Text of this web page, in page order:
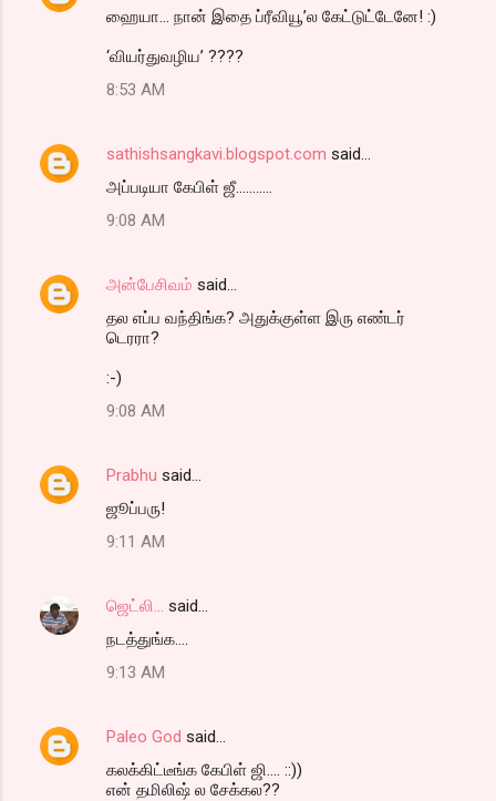
ஹையா... நான் இதை ப்ரீவியூ’ல கேட்டுட்டேனே! :)
‘வியர்துவழிய’ ????
8:53 AM
sathishsangkavi.blogspot.com said…
அப்படியா கேபிள் ஜீ...........
9:08 AM
அன்பேசிவம் said…
தல எப்ப வந்திங்க? அதுக்குள்ள இரு எண்டர்
டெரரா?
:-)
9:08 AM
Prabhu said…
ஜூப்பரு!
9:11 AM
ஜெட்லி...
said…
நடத்துங்க....
9:13 AM
Paleo God said…
கலக்கிட்டீங்க கேபிள் ஜி.... ::))
என் தமிலிஷ் ல சேக்கல??